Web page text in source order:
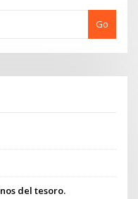
Go
del tesoro.